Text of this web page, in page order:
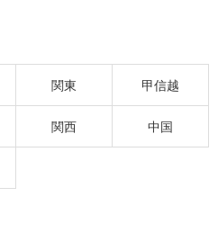
関東 甲信越
関西 中国